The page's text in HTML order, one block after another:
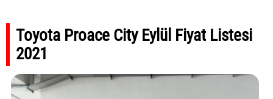
Toyota Proace City Eylül Fiyat Listesi
2021